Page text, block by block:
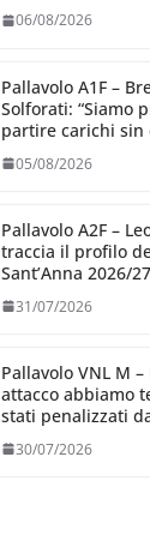
06/08/2026
Pallavolo A1F –
Solforati: “Siamo
partire carichi sin
05/08/2026
Pallavolo A2F –
traccia il profilo
Sant’Anna 2026/27
31/07/2026
Pallavolo VNL M –
attacco abbiamo
stati penalizzati
30/07/2026